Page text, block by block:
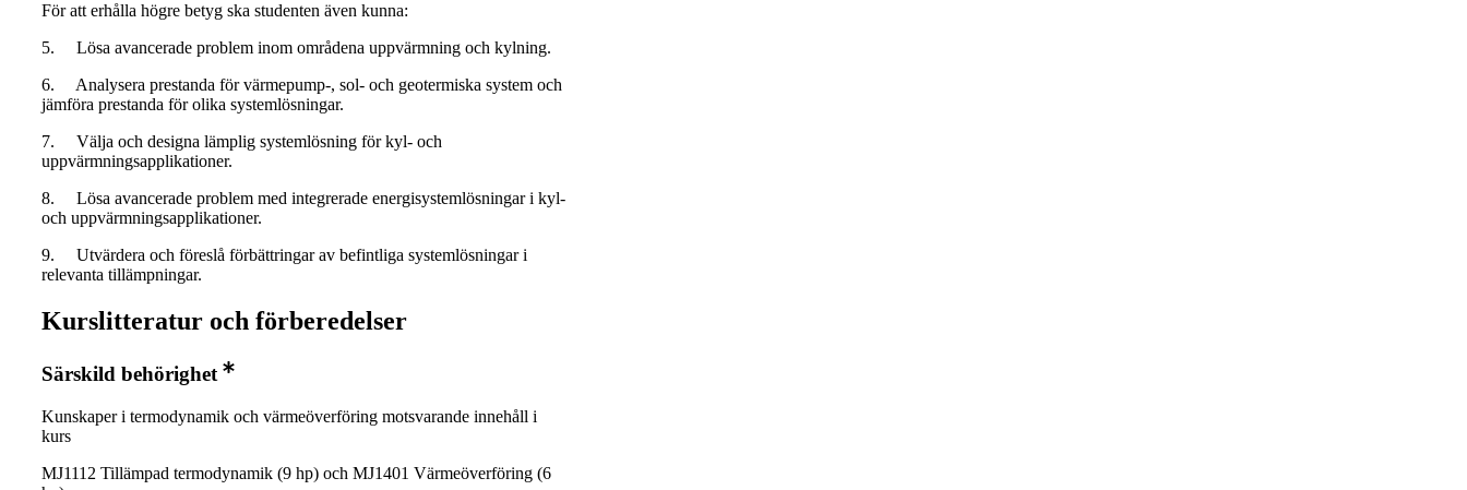
För att erhålla högre betyg ska studenten även kunna:
5. Lösa avancerade problem inom områdena uppvärmning och kylning.
6. Analysera prestanda för värmepump-, sol- och geotermiska system och
jämföra prestanda för olika systemlösningar.
7. Välja och designa lämplig systemlösning för kyl- och
uppvärmningsapplikationer.
8. Lösa avancerade problem med integrerade energisystemlösningar i kyl-
och uppvärmningsapplikationer.
9. Utvärdera och föreslå förbättringar av befintliga systemlösningar i
relevanta tillämpningar.
Kurslitteratur och förberedelser
Särskild behörighet
Kunskaper i termodynamik och värmeöverföring motsvarande innehåll i
kurs
MJ1112 Tillämpad termodynamik (9 hp) och MJ1401 Värmeöverföring (6